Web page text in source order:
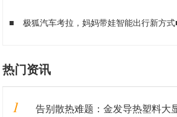
■ 极狐汽车考拉，妈妈带娃智能出行新方式
热门资讯
1 告别散热难题：金发导热塑料大